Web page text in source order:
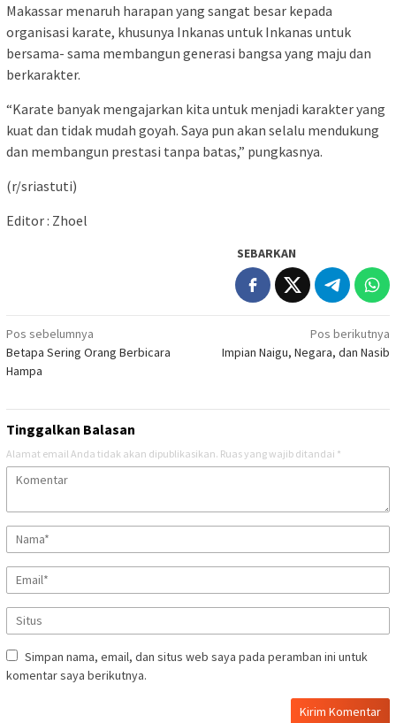
Makassar menaruh harapan yang sangat besar kepada
organisasi karate, khusunya Inkanas untuk Inkanas untuk
bersama- sama membangun generasi bangsa yang maju dan
berkarakter.
“Karate banyak mengajarkan kita untuk menjadi karakter yang
kuat dan tidak mudah goyah. Saya pun akan selalu mendukung
dan membangun prestasi tanpa batas,” pungkasnya.
(r/sriastuti)
Editor : Zhoel
SEBARKAN
Navigasi
pos
Pos sebelumnya
Betapa Sering Orang Berbicara
Hampa
Pos berikutnya
Impian Naigu, Negara, dan Nasib
Tinggalkan Balasan
Alamat email Anda tidak akan dipublikasikan. Ruas yang wajib ditandai *
Simpan nama, email, dan situs web saya pada peramban ini untuk
komentar saya berikutnya.